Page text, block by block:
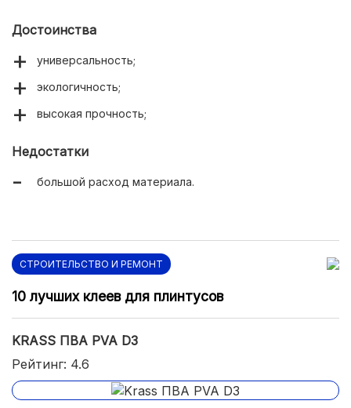
Достоинства
универсальность;
экологичность;
высокая прочность;
Недостатки
большой расход материала.
СТРОИТЕЛЬСТВО И РЕМОНТ
10 лучших клеев для плинтусов
KRASS ПВА PVA D3
Рейтинг: 4.6